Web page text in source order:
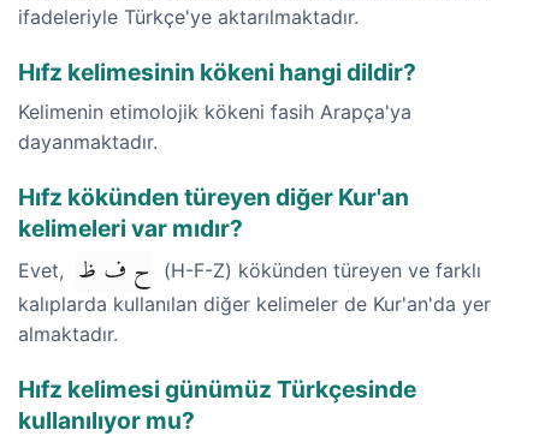
ifadeleriyle Türkçe'ye aktarılmaktadır.
Hıfz kelimesinin kökeni hangi dildir?
Kelimenin etimolojik kökeni fasih Arapça'ya
dayanmaktadır.
Hıfz kökünden türeyen diğer Kur'an
kelimeleri var mıdır?
Evet, ح ف ظ
(H-F-Z) kökünden türeyen ve farklı
kalıplarda kullanılan diğer kelimeler de Kur'an'da yer
almaktadır.
Hıfz kelimesi günümüz Türkçesinde
kullanılıyor mu?